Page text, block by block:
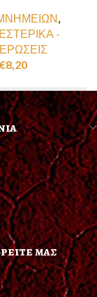
,
-
€8,20
μας